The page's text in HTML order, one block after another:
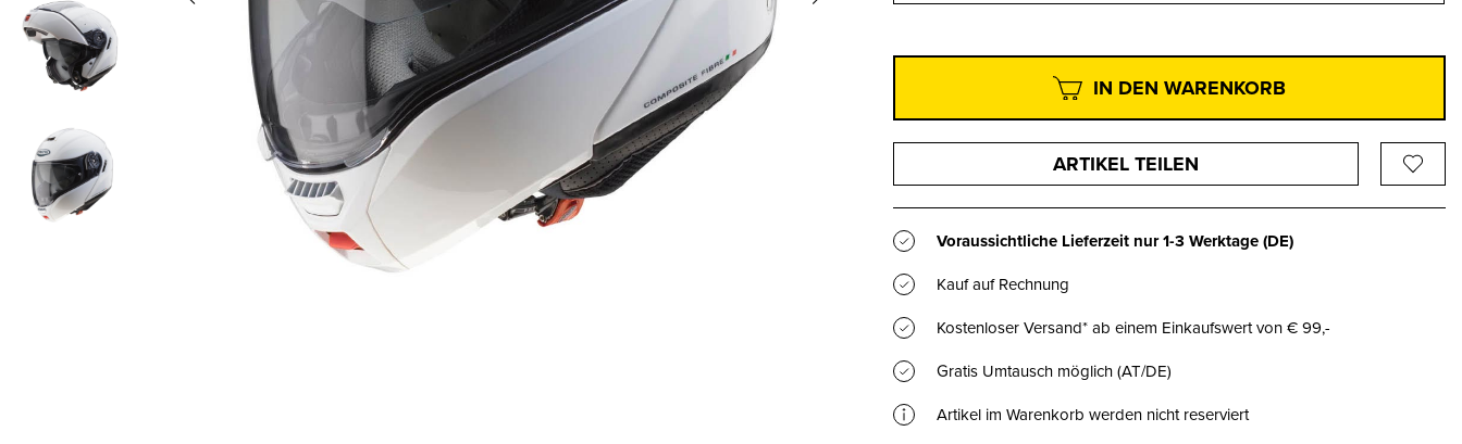
IN DEN WARENKORB
ARTIKEL TEILEN
Voraussichtliche Lieferzeit nur1-3 Werktage(DE)
Kauf auf Rechnung
Kostenloser Versand* ab einem Einkaufswert von € 99,-
Gratis Umtausch möglich (AT/DE)
Artikel im Warenkorb werden nicht reserviert